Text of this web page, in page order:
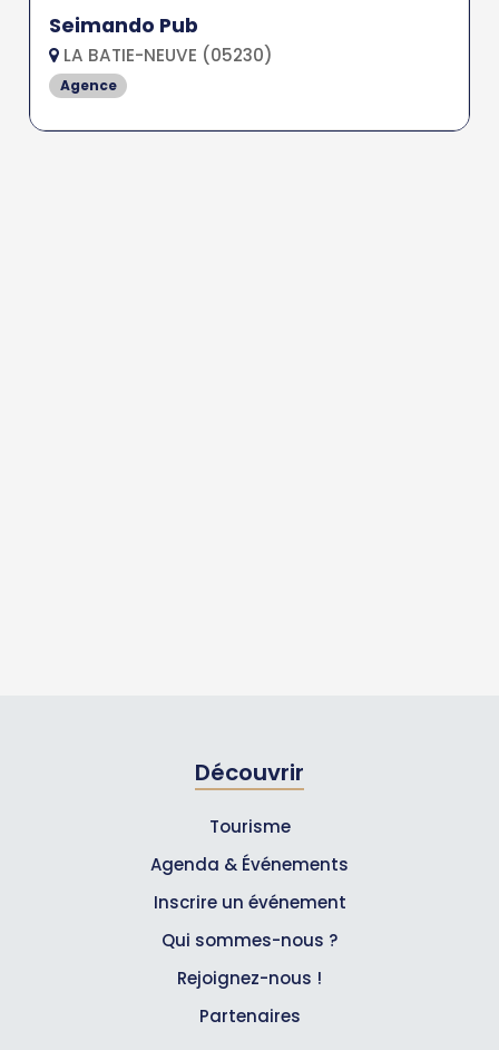
Seimando Pub
LA BATIE-NEUVE (05230)
Agence
Découvrir
Tourisme
Agenda & Événements
Inscrire un événement
Qui sommes-nous ?
Rejoignez-nous !
Partenaires